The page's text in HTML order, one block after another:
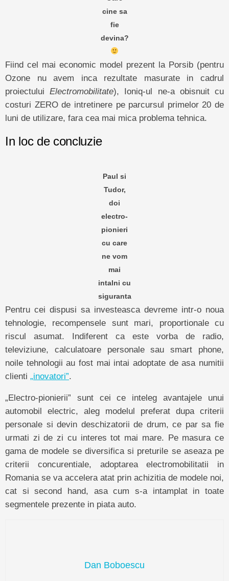
cine sa
fie
devina?
Fiind cel mai economic model prezent la Porsib (pentru
Ozone nu avem inca rezultate masurate in cadrul
proiectuluiElectromobilitate), Ioniq-ul ne-a obisnuit cu
costuri ZERO de intretinere pe parcursul primelor 20 de
luni de utilizare, fara cea mai mica problema tehnica.
In loc de concluzie
Paul si
Tudor,
doi
electro-
pionieri
cu care
ne vom
mai
intalni cu
siguranta
Pentru cei dispusi sa investeasca devreme intr-o noua
tehnologie, recompensele sunt mari, proportionale cu
riscul asumat. Indiferent ca este vorba de radio,
televiziune, calculatoare personale sau smart phone,
noile tehnologii au fost mai intai adoptate de asa numitii
clienti
„inovatori”
„Electro-pionierii” sunt cei ce inteleg avantajele unui
automobil electric, aleg modelul preferat dupa criterii
personale si devin deschizatorii de drum, ce par sa fie
urmati zi de zi cu interes tot mai mare. Pe masura ce
gama de modele se diversifica si preturile se aseaza pe
criterii concurentiale, adoptarea electromobilitatii in
Romania se va accelera atat prin achizitia de modele noi,
cat si second hand, asa cum s-a intamplat in toate
segmentele prezente in piata auto.
Dan Boboescu